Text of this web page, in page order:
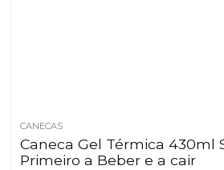
CANECAS
Caneca Gel Térmica 430ml
Primeiro a Beber e a cair